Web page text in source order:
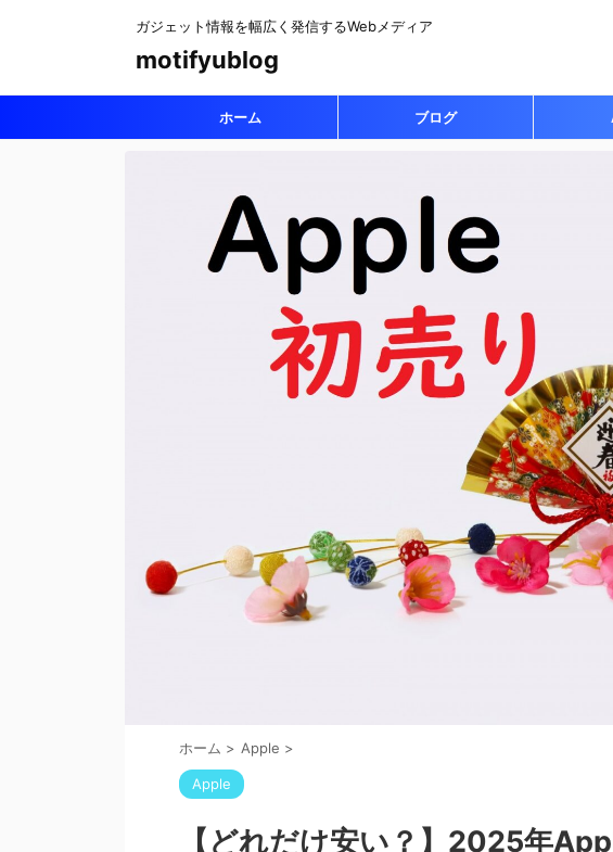
ガジェット情報を幅広く発信するWebメディア
motifyublog
ホーム ブログ
ホーム > Apple >
Apple
【どれだけ安い？】2025年